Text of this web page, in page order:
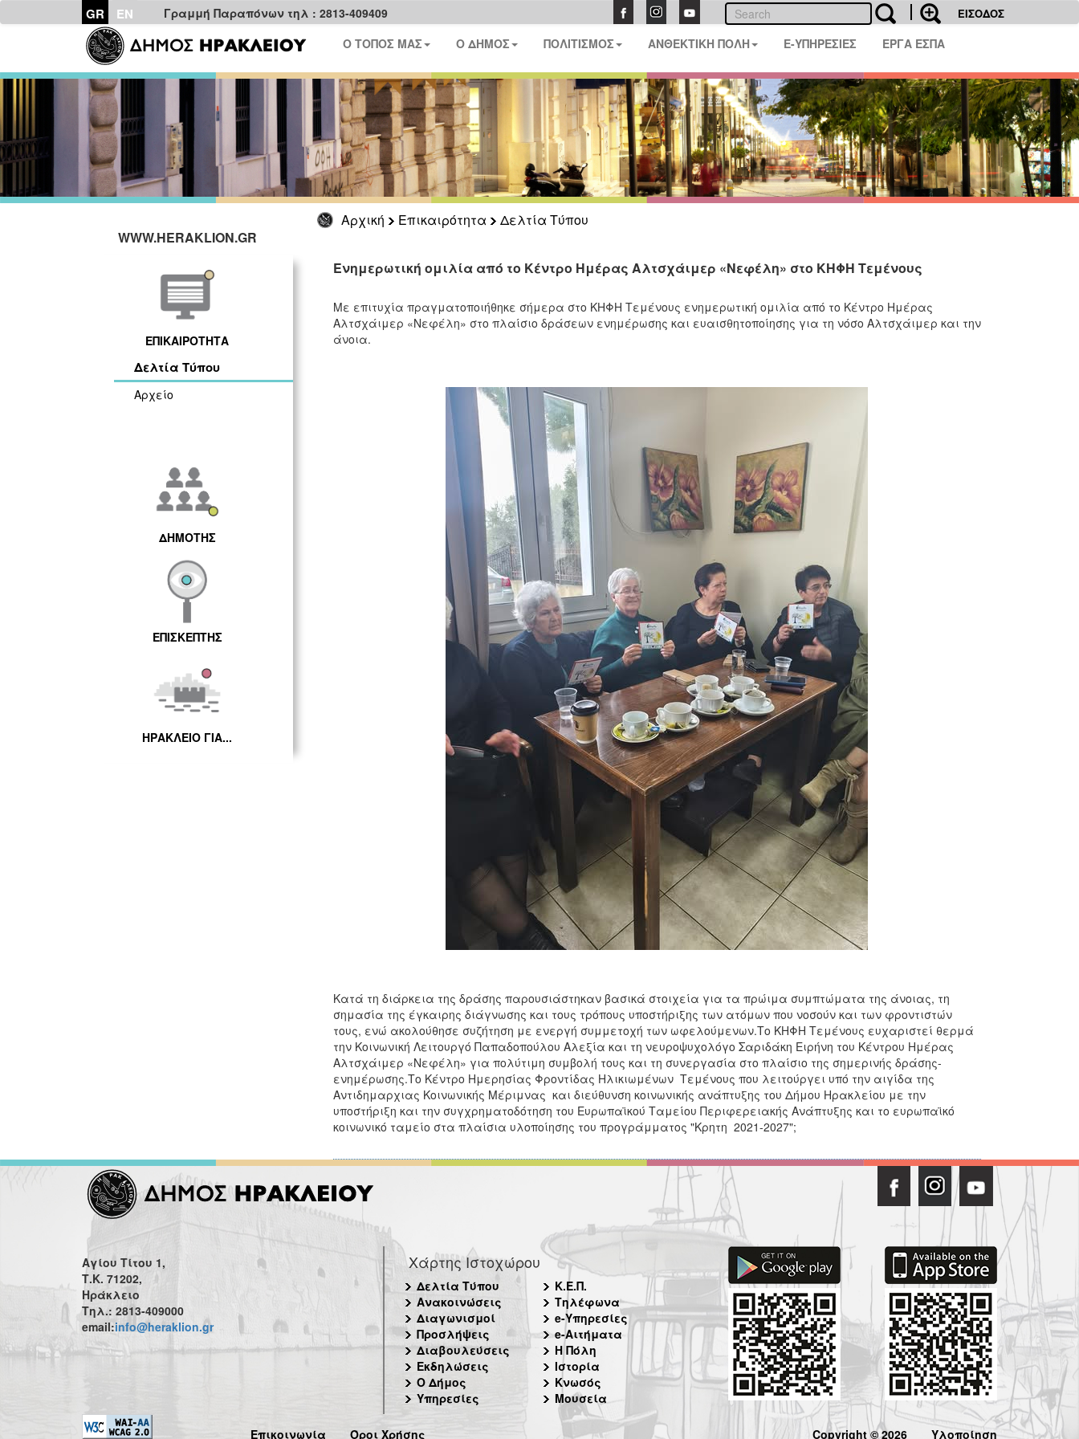
GR EN Γραμμή Παραπόνων τηλ : 2813-409409 ΕΙΣΟΔΟΣ
Ο ΤΟΠΟΣ ΜΑΣ Ο ΔΗΜΟΣ ΠΟΛΙΤΙΣΜΟΣ ΑΝΘΕΚΤΙΚΗ ΠΟΛΗ E-ΥΠΗΡΕΣΙΕΣ ΕΡΓΑ ΕΣΠΑ
Αρχική Επικαιρότητα
Δελτία Τύπου
WWW.HERAKLION.GR
ΕΠΙΚΑΙΡΟΤΗΤΑ
Δελτία Τύπου
Αρχείο
ΔΗΜΟΤΗΣ
ΕΠΙΣΚΕΠΤΗΣ
ΗΡΑΚΛΕΙΟ ΓΙΑ...
Eνημερωτική ομιλία από το Κέντρο Ημέρας Αλτσχάιμερ «Νεφέλη» στο ΚΗΦΗ Τεμένους
Με επιτυχία πραγματοποιήθηκε σήμερα στο ΚΗΦΗ Τεμένους ενημερωτική ομιλία από το Κέντρο Ημέρας
Αλτσχάιμερ «Νεφέλη» στο πλαίσιο δράσεων ενημέρωσης και ευαισθητοποίησης για τη νόσο Αλτσχάιμερ και την
άνοια.
Κατά τη διάρκεια της δράσης παρουσιάστηκαν βασικά στοιχεία για τα πρώιμα συμπτώματα της άνοιας, τη
σημασία της έγκαιρης διάγνωσης και τους τρόπους υποστήριξης των ατόμων που νοσούν και των φροντιστών
τους, ενώ ακολούθησε συζήτηση με ενεργή συμμετοχή των ωφελούμενων.Το ΚΗΦΗ Τεμένους ευχαριστεί θερμά
την Κοινωνική Λειτουργό Παπαδοπούλου Αλεξία και τη νευροψυχολόγο Σαριδάκη Ειρήνη του Κέντρου Ημέρας
Αλτσχάιμερ «Νεφέλη» για πολύτιμη συμβολή τους και τη συνεργασία στο πλαίσιο της σημερινής δράσης-
ενημέρωσης.Το Κέντρο Ημερησίας Φροντίδας Ηλικιωμένων Τεμένους που λειτούργει υπό την αιγίδα της
Αντιδημαρχιας Κοινωνικής Μέριμνας και διεύθυνση κοινωνικής ανάπτυξης του Δήμου Ηρακλείου με την
υποστήριξη και την συγχρηματοδότηση του Ευρωπαϊκού Ταμείου Περιφερειακής Ανάπτυξης και το ευρωπαϊκό
κοινωνικό ταμείο στα πλαίσια υλοποίησης του προγράμματος "Κρητη 2021-2027";
Αγίου Τίτου 1,
Τ.Κ. 71202,
Ηράκλειο
Τηλ.: 2813-409000
email:info@heraklion.gr
Χάρτης Ιστοχώρου
Δελτία Τύπου
Ανακοινώσεις
Διαγωνισμοί
Προσλήψεις
Διαβουλεύσεις
Εκδηλώσεις
Ο Δήμος
Υπηρεσίες
Κ.Ε.Π.
Τηλέφωνα
e-Υπηρεσίες
e-Αιτήματα
Η Πόλη
Ιστορία
Κνωσός
Μουσεία
Επικοινωνία Όροι Χρήσης Copyright © 2026 Υλοποίηση